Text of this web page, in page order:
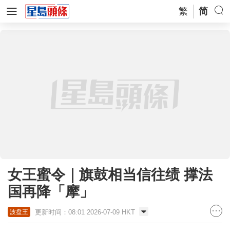
繁 简
女王蜜令｜旗鼓相当信往绩 撑法
国再降「摩」
波盘王 更新时间：08:01 2026-07-09 HKT